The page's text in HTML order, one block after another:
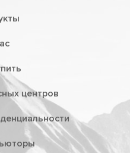
центров